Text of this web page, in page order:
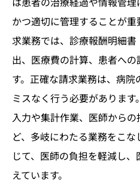
かつ適切に管理することが
求業務では、診療報酬明細
出、医療費の計算、患者へ
す。正確な請求業務は、病院
ミスなく行う必要がありま
入力や集計作業、医師から
ど、多岐にわたる業務をこ
じて、医師の負担を軽減し
えています。